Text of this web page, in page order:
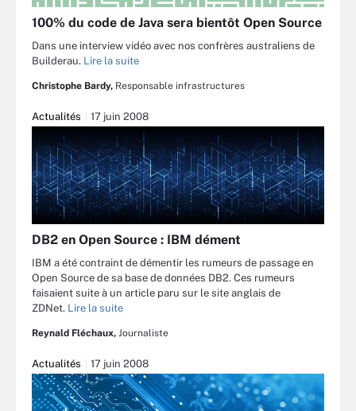
100% du code de Java sera bientôt Open Source
Dans une interview vidéo avec nos confrères australiens de
Builderau. Lire la suite
Christophe Bardy, Responsable infrastructures
Actualités 17 juin 2008
DB2 en Open Source : IBM dément
IBM a été contraint de démentir les rumeurs de passage en
Open Source de sa base de données DB2. Ces rumeurs
faisaient suite à un article paru sur le site anglais de
ZDNet. Lire la suite
Reynald Fléchaux, Journaliste
Actualités 17 juin 2008